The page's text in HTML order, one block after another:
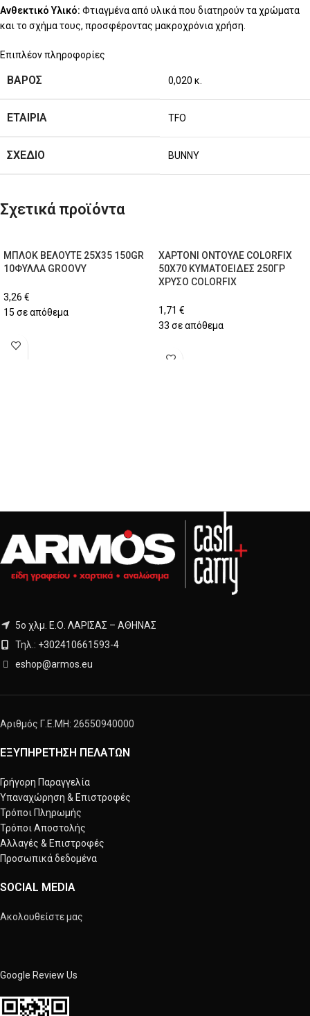
Ανθεκτικό Υλικό: Φτιαγμένα από υλικά που διατηρούν τα χρώματα
και το σχήμα τους, προσφέροντας μακροχρόνια χρήση.
Επιπλέον πληροφορίες
ΒΆΡΟΣ 0,020 κ.
ΕΤΑΙΡΊΑ TFO
ΣΧΈΔΙΟ BUNNY
Σχετικά προϊόντα
ΜΠΛΟΚ ΒΕΛΟΥΤΕ 25X35 150GR
10ΦΥΛΛΑ GROOVY
3,26 €
15 σε απόθεμα
ΧΑΡΤΟΝΙ ΟΝΤΟΥΛΕ COLORFIX
50Χ70 ΚΥΜΑΤΟΕΙΔΕΣ 250ΓΡ
ΧΡΥΣΟ COLORFIX
1,71 €
33 σε απόθεμα
5ο χλμ. Ε.Ο. ΛΑΡΙΣΑΣ – ΑΘΗΝΑΣ
Τηλ.: +302410661593-4
eshop@armos.eu
Αριθμός Γ.Ε.ΜΗ: 26550940000
ΕΞΥΠΗΡΕΤΗΣΗ ΠΕΛΑΤΩΝ
Γρήγορη Παραγγελία
Υπαναχώρηση & Επιστροφές
Τρόποι Πληρωμής
Τρόποι Αποστολής
Αλλαγές & Επιστροφές
Προσωπικά δεδομένα
SOCIAL MEDIA
Ακολουθείστε μας
Google Review Us